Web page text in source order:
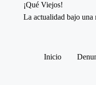
¡Qué Viejos!
La actualidad bajo una
Inicio